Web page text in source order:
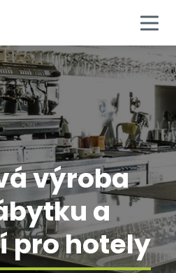
výroba
a
pro hotely